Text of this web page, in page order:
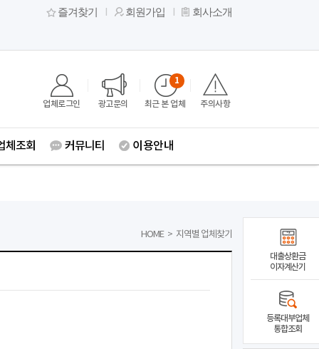
즐겨찾기 회원가입 회사소개
업체로그인 광고문의 최근 본 업체
1
주의사항
체조회 커뮤니티 이용안내
HOME > 지역별 업체찾기
대출상환금
이자계산기
등록대부업체
통합조회